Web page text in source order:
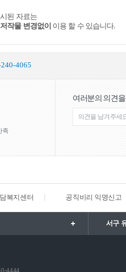
된 자료는
작물 변경없이 이용 할 수 있습니다.
4065
족
여러분의 의견을
복지센터 공직비리 익명신고
서구
4444